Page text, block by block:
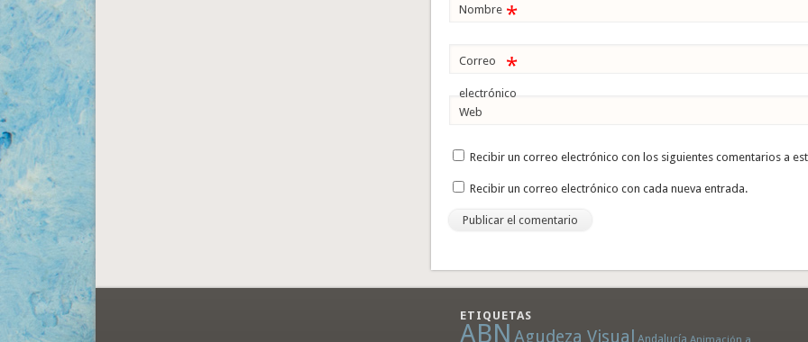
Nombre *
Correo
electrónico
*
Web
Recibir un correo electrónico con los siguientes comentarios a
Recibir un correo electrónico con cada nueva entrada.
ETIQUETAS
ABN Agudeza Visual Andalucía Animación a